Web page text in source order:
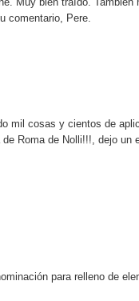
comentario, Pere.
mil cosas y cientos de
Roma de Nolli!!!, dejo un
para relleno de